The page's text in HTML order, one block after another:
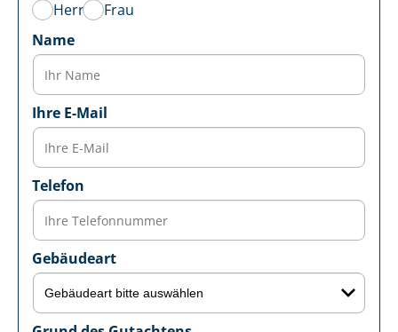
Herr
Frau
Name
Ihre E-Mail
Telefon
Gebäudeart